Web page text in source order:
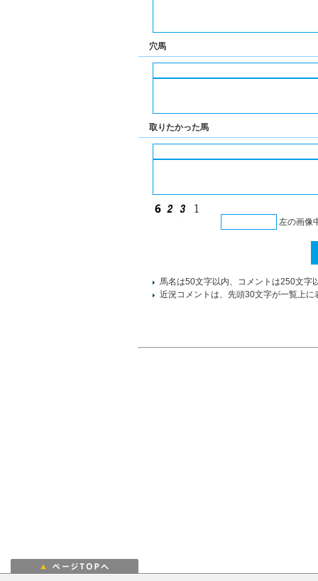
穴馬
取りたかった馬
左の画像
馬名は50文字以内、コメントは250文字
近況コメントは、先頭30文字が一覧上に